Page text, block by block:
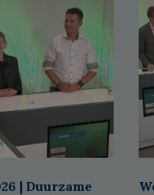
| Duurzame